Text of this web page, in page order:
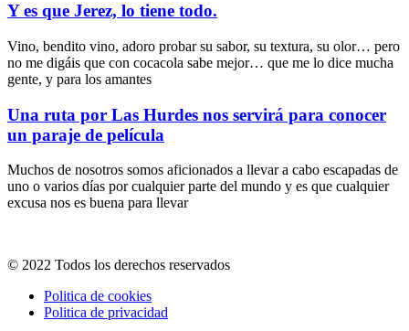
Y es que Jerez, lo tiene todo.
Vino, bendito vino, adoro probar su sabor, su textura, su olor… pero
no me digáis que con cocacola sabe mejor… que me lo dice mucha
gente, y para los amantes
Una ruta por Las Hurdes nos servirá para conocer
un paraje de película
Muchos de nosotros somos aficionados a llevar a cabo escapadas de
uno o varios días por cualquier parte del mundo y es que cualquier
excusa nos es buena para llevar
© 2022 Todos los derechos reservados
Politica de cookies
Politica de privacidad